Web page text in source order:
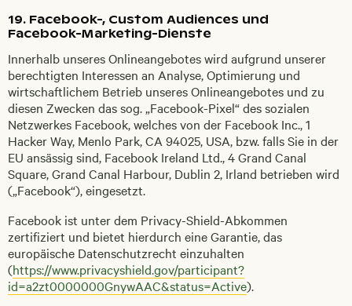
19. Facebook-, Custom Audiences und
Facebook-Marketing-Dienste
Innerhalb unseres Onlineangebotes wird aufgrund unserer
berechtigten Interessen an Analyse, Optimierung und
wirtschaftlichem Betrieb unseres Onlineangebotes und zu
diesen Zwecken das sog. „Facebook-Pixel“ des sozialen
Netzwerkes Facebook, welches von der Facebook Inc., 1
Hacker Way, Menlo Park, CA 94025, USA, bzw. falls Sie in der
EU ansässig sind, Facebook Ireland Ltd., 4 Grand Canal
Square, Grand Canal Harbour, Dublin 2, Irland betrieben wird
(„Facebook“), eingesetzt.
Facebook ist unter dem Privacy-Shield-Abkommen
zertifiziert und bietet hierdurch eine Garantie, das
europäische Datenschutzrecht einzuhalten
(https://www.privacyshield.gov/participant?
id=a2zt0000000GnywAAC&status=Active).